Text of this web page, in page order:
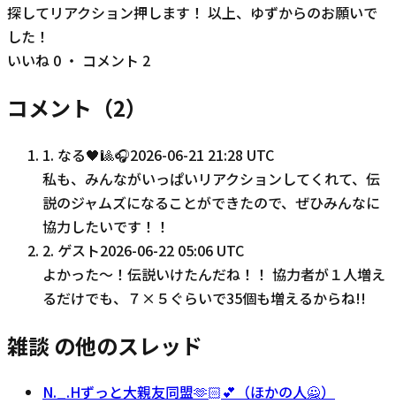
探してリアクション押します！ 以上、ゆずからのお願いで
した！
いいね 0 ・ コメント 2
コメント（2）
1. なる🖤🎱🎧️2026-06-21 21:28 UTC
私も、みんながいっぱいリアクションしてくれて、伝
説のジャムズになることができたので、ぜひみんなに
協力したいです！！
2. ゲスト2026-06-22 05:06 UTC
よかった〜！伝説いけたんだね！！ 協力者が１人増え
るだけでも、７×５ぐらいで35個も増えるからね!!
雑談 の他のスレッド
N._.Hずっと大親友同盟‪🫶🏻‬💕︎︎（ほかの人🙅）